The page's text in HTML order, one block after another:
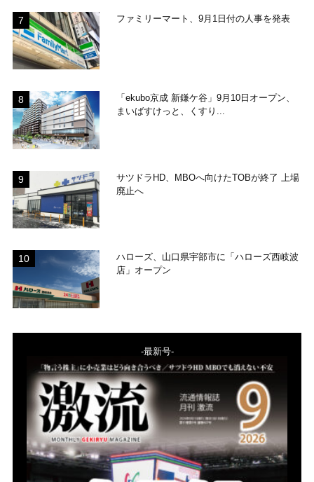
ファミリーマート、9月1日付の人事を発表
「ekubo京成 新鎌ケ谷」9月10日オープン、
まいばすけっと、くすり...
サツドラHD、MBOへ向けたTOBが終了 上場
廃止へ
ハローズ、山口県宇部市に「ハローズ西岐波
店」オープン
-最新号-